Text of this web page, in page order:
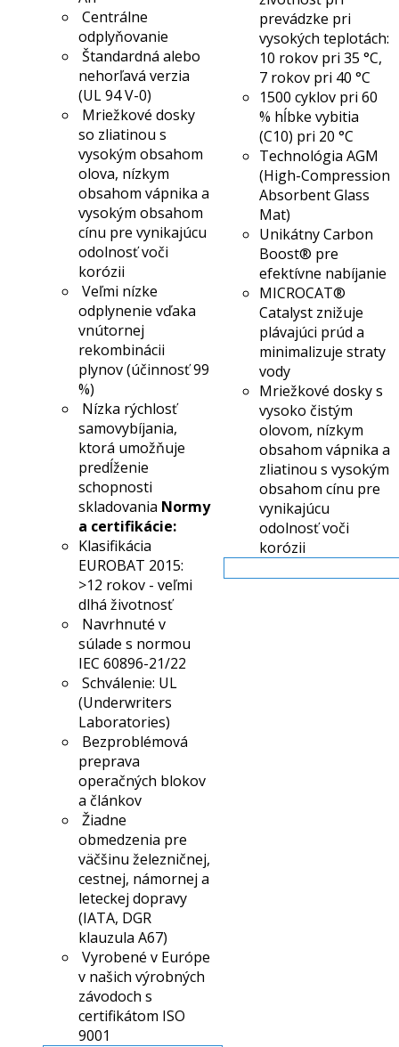
Centrálne
odplyňovanie
Štandardná alebo
nehorľavá verzia
(UL 94 V-0)
Mriežkové dosky
so zliatinou s
vysokým obsahom
olova, nízkym
obsahom vápnika a
vysokým obsahom
cínu pre vynikajúcu
odolnosť voči
korózii
Veľmi nízke
odplynenie vďaka
vnútornej
rekombinácii
plynov (účinnosť 99
%)
Nízka rýchlosť
samovybíjania,
ktorá umožňuje
predĺženie
schopnosti
skladovania Normy
a certifikácie:
Klasifikácia
EUROBAT 2015:
>12 rokov - veľmi
dlhá životnosť
Navrhnuté v
súlade s normou
IEC 60896-21/22
Schválenie: UL
(Underwriters
Laboratories)
Bezproblémová
preprava
operačných blokov
a článkov
Žiadne
obmedzenia pre
väčšinu železničnej,
cestnej, námornej a
leteckej dopravy
(IATA, DGR
klauzula A67)
Vyrobené v Európe
v našich výrobných
závodoch s
certifikátom ISO
9001
prevádzke pri
vysokých teplotách:
10 rokov pri 35 °C,
7 rokov pri 40 °C
1500 cyklov pri 60
% hĺbke vybitia
(C10) pri 20 °C
Technológia AGM
(High-Compression
Absorbent Glass
Mat)
Unikátny Carbon
Boost® pre
efektívne nabíjanie
MICROCAT®
Catalyst znižuje
plávajúci prúd a
minimalizuje straty
vody
Mriežkové dosky s
vysoko čistým
olovom, nízkym
obsahom vápnika a
zliatinou s vysokým
obsahom cínu pre
vynikajúcu
odolnosť voči
korózii